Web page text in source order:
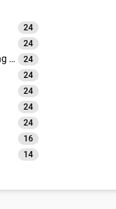
24
24
Göteborgs handels- och sjöfartstidning (1832)
24
24
24
24
24
16
14